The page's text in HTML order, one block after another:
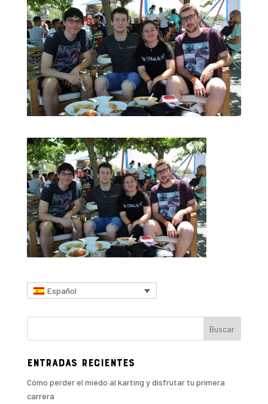
Español
Entradas recientes
Cómo perder el miedo al karting y disfrutar tu primera
carrera